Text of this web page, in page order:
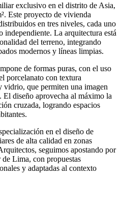
exclusivo en el distrito de Asia,
Este proyecto de vivienda
en tres niveles, cada uno
independiente. La arquitectura está
del terreno, integrando
modernos y líneas limpias.
de formas puras, con el uso
porcelanato con textura
vidrio, que permiten una imagen
El diseño aprovecha al máximo la
cruzada, logrando espacios
en el diseño de
de alta calidad en zonas
seguimos apostando por
Lima, con propuestas
y adaptadas al contexto